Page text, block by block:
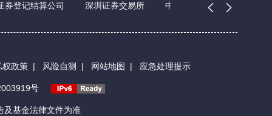
券登记结算公司 深圳证券交易所 中国证券业协会
权政策 | 风险自测 | 网站地图 | 应急处理提示
号
及基金法律文件为准